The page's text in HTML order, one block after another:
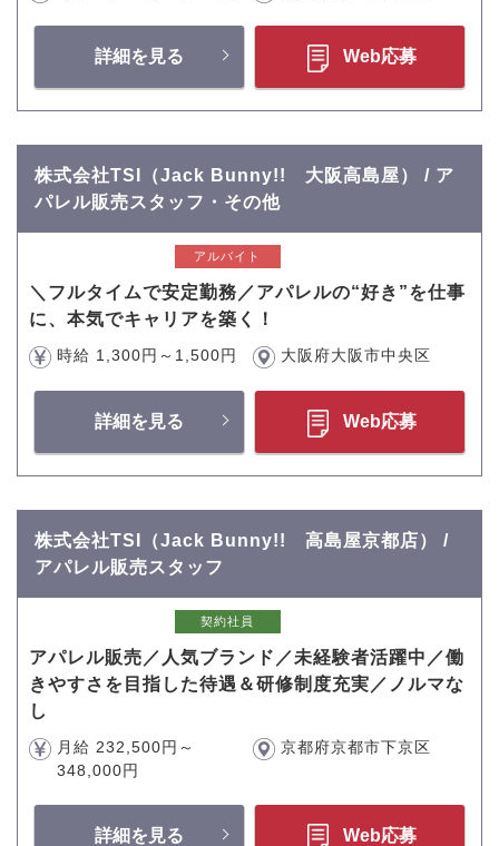
詳細を見る Web応募
株式会社TSI（Jack Bunny!! 大阪高島屋） / ア
パレル販売スタッフ・その他
アルバイト
＼フルタイムで安定勤務／アパレルの“好き”を仕事
に、本気でキャリアを築く！
時給 1,300円～1,500円 大阪府大阪市中央区
詳細を見る Web応募
株式会社TSI（Jack Bunny!! 高島屋京都店） /
アパレル販売スタッフ
契約社員
アパレル販売／人気ブランド／未経験者活躍中／働
きやすさを目指した待遇＆研修制度充実／ノルマな
し
月給 232,500円～
348,000円
京都府京都市下京区
詳細を見る Web応募